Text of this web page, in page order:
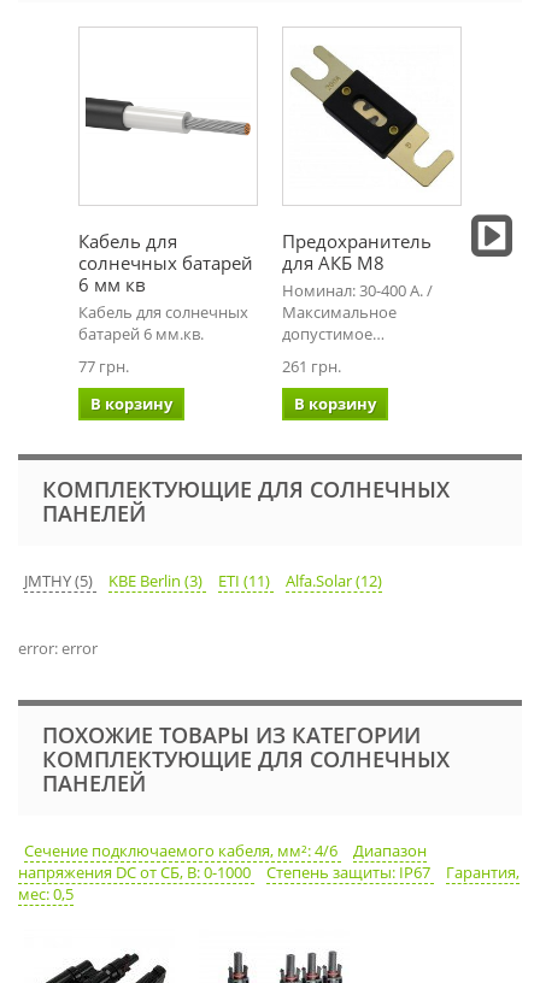
Кабель для
солнечных батарей
6 мм кв
Кабель для солнечных
батарей 6 мм.кв.
77 грн.
В корзину
Предохранитель
для АКБ М8
Номинал: 30-400 А. /
Максимальное
допустимое…
261 грн.
В корзину
КОМПЛЕКТУЮЩИЕ ДЛЯ СОЛНЕЧНЫХ
ПАНЕЛЕЙ
JMTHY (5) KBE Berlin (3) ETI (11) Alfa.Solar (12)
error: error
ПОХОЖИЕ ТОВАРЫ ИЗ КАТЕГОРИИ
КОМПЛЕКТУЮЩИЕ ДЛЯ СОЛНЕЧНЫХ
ПАНЕЛЕЙ
Сечение подключаемого кабеля, мм²: 4/6
Диапазон
напряжения DC от СБ, В: 0-1000
Степень защиты: IP67
Гарантия,
мес: 0,5